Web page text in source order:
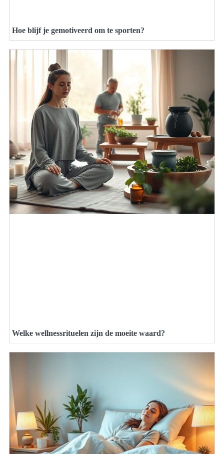
Hoe blijf je gemotiveerd om te sporten?
Welke wellnessrituelen zijn de moeite waard?